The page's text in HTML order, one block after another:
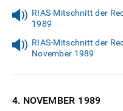
RIAS-Mitschnitt der
1989
RIAS-Mitschnitt der
November 1989
4. NOVEMBER 1989